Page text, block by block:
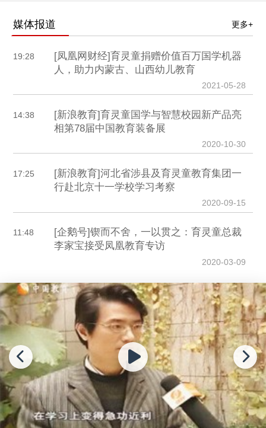
媒体报道 更多+
19:28
[凤凰网财经]育灵童捐赠价值百万国学机器
人，助力内蒙古、山西幼儿教育
2021-05-28
14:38
[新浪教育]育灵童国学与智慧校园新产品亮
相第78届中国教育装备展
2020-10-30
17:25
[新浪教育]河北省涉县及育灵童教育集团一
行赴北京十一学校学习考察
2020-09-15
11:48
[企鹅号]锲而不舍，一以贯之：育灵童总裁
李家宝接受凤凰教育专访
2020-03-09